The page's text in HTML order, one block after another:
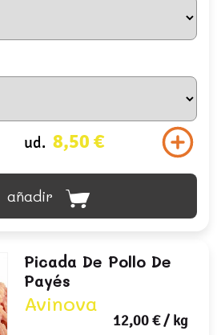
ud. 8,50 €
añadir
Picada De Pollo De
Payés
Avinova
12,00 €/ kg